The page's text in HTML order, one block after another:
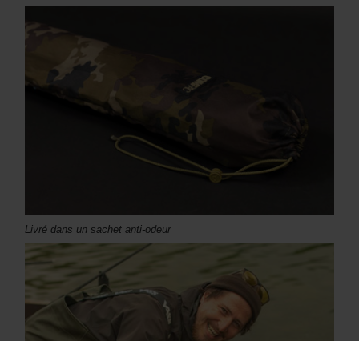
Livré dans un sachet anti-odeur